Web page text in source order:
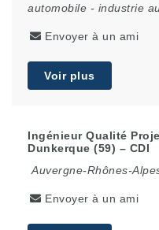
automobile - industrie
Envoyer à un ami
Voir plus
Ingénieur Qualité
Dunkerque (59) – CDI
Auvergne-Rhônes-
Envoyer à un ami